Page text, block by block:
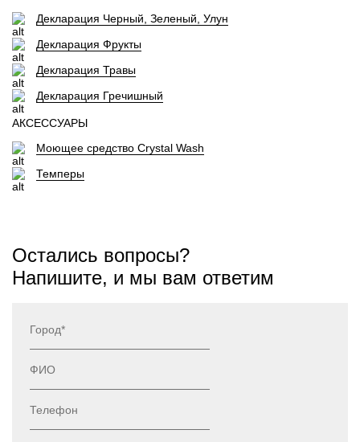
Декларация Черный, Зеленый, Улун
Декларация Фрукты
Декларация Травы
Декларация Гречишный
АКСЕССУАРЫ
Моющее средство Crystal Wash
Темперы
Остались вопросы?
Напишите, и мы вам ответим
Город*
ФИО
Телефон